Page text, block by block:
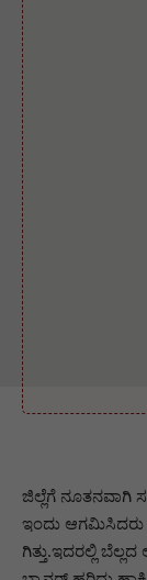
ಜಿಲ್ಲೆಗೆ ನೂತನವಾಗಿ
ಇಂದು ಆಗಮಿಸಿದರು
ಗಿತ್ತು.ಇದರಲ್ಲಿ